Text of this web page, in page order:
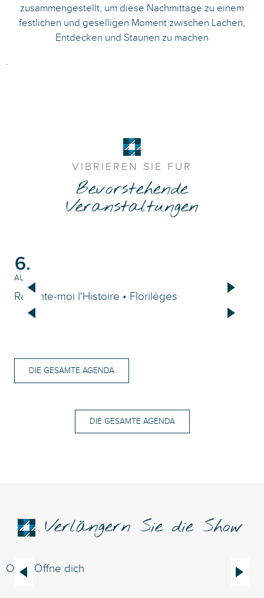
zusammengestellt, um diese Nachmittage zu einem
festlichen und geselligen Moment zwischen Lachen,
Entdecken und Staunen zu machen
.
VIBRIEREN SIE FÜR
Bevorstehende
Veranstaltungen
6.
AUG
Raconte-moi l'Histoire • Florilèges
DIE GESAMTE AGENDA
DIE GESAMTE AGENDA
Verlängern Sie die Show
Oper Öffne dich